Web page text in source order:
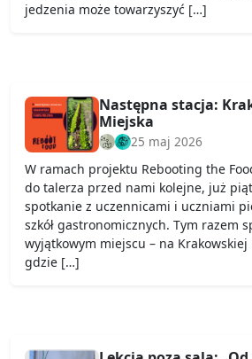
jedzenia może towarzyszyć […]
Następna stacja:
Miejska
25 maj 2026
W ramach projektu Rebooting the
do talerza przed nami kolejne, już
spotkanie z uczennicami i uczniami
szkół gastronomicznych. Tym razem
wyjątkowym miejscu – na
gdzie […]